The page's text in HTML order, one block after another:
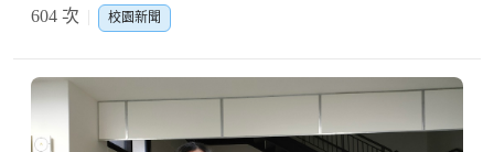
604 次
校園新聞